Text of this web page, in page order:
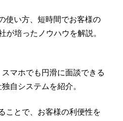
使い方、短時間でお客様の
培ったノウハウを解説。
マホでも円滑に面談できる
自システムを紹介。
ことで、お客様の利便性を